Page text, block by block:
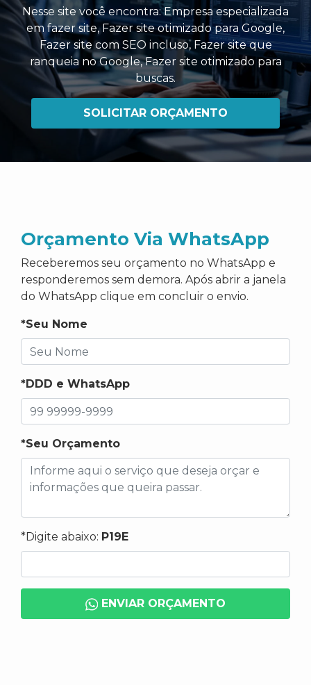
Nesse site você encontra:Empresa especializada
em fazer site,Fazer site otimizado para Google,
Fazer site com SEO incluso, Fazer site que
ranqueia no Google,Fazer site otimizado para
buscas.
SOLICITAR ORÇAMENTO
Orçamento Via WhatsApp
Receberemos seu orçamento no WhatsApp e
responderemos sem demora. Após abrir a janela
do WhatsApp clique em concluir o envio.
*Seu Nome
*DDD e WhatsApp
*Seu Orçamento
*Digite abaixo: P19E
ENVIAR ORÇAMENTO